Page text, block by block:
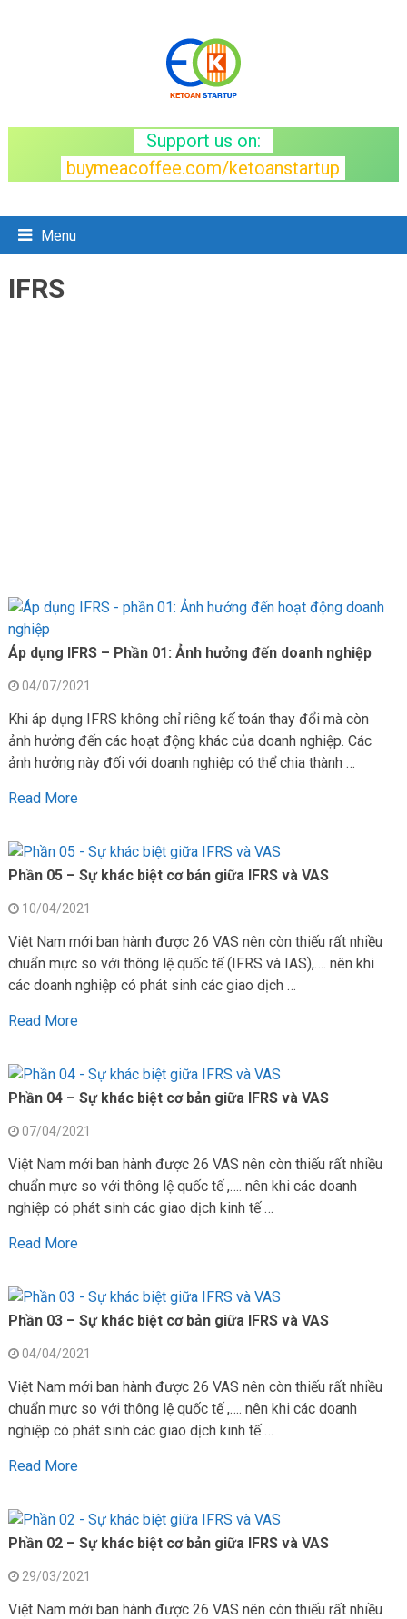
Support us on:
buymeacoffee.com/ketoanstartup
Menu
TAG:
IFRS
Áp dụng IFRS – Phần 01: Ảnh hưởng đến doanh nghiệp
04/07/2021
Khi áp dụng IFRS không chỉ riêng kế toán thay đổi mà còn
ảnh hưởng đến các hoạt động khác của doanh nghiệp. Các
ảnh hưởng này đối với doanh nghiệp có thể chia thành …
Read More
Phần 05 – Sự khác biệt cơ bản giữa IFRS và VAS
10/04/2021
Việt Nam mới ban hành được 26 VAS nên còn thiếu rất nhiều
chuẩn mực so với thông lệ quốc tế (IFRS và IAS),…. nên khi
các doanh nghiệp có phát sinh các giao dịch …
Read More
Phần 04 – Sự khác biệt cơ bản giữa IFRS và VAS
07/04/2021
Việt Nam mới ban hành được 26 VAS nên còn thiếu rất nhiều
chuẩn mực so với thông lệ quốc tế ,…. nên khi các doanh
nghiệp có phát sinh các giao dịch kinh tế …
Read More
Phần 03 – Sự khác biệt cơ bản giữa IFRS và VAS
04/04/2021
Việt Nam mới ban hành được 26 VAS nên còn thiếu rất nhiều
chuẩn mực so với thông lệ quốc tế ,…. nên khi các doanh
nghiệp có phát sinh các giao dịch kinh tế …
Read More
Phần 02 – Sự khác biệt cơ bản giữa IFRS và VAS
29/03/2021
Việt Nam mới ban hành được 26 VAS nên còn thiếu rất nhiều